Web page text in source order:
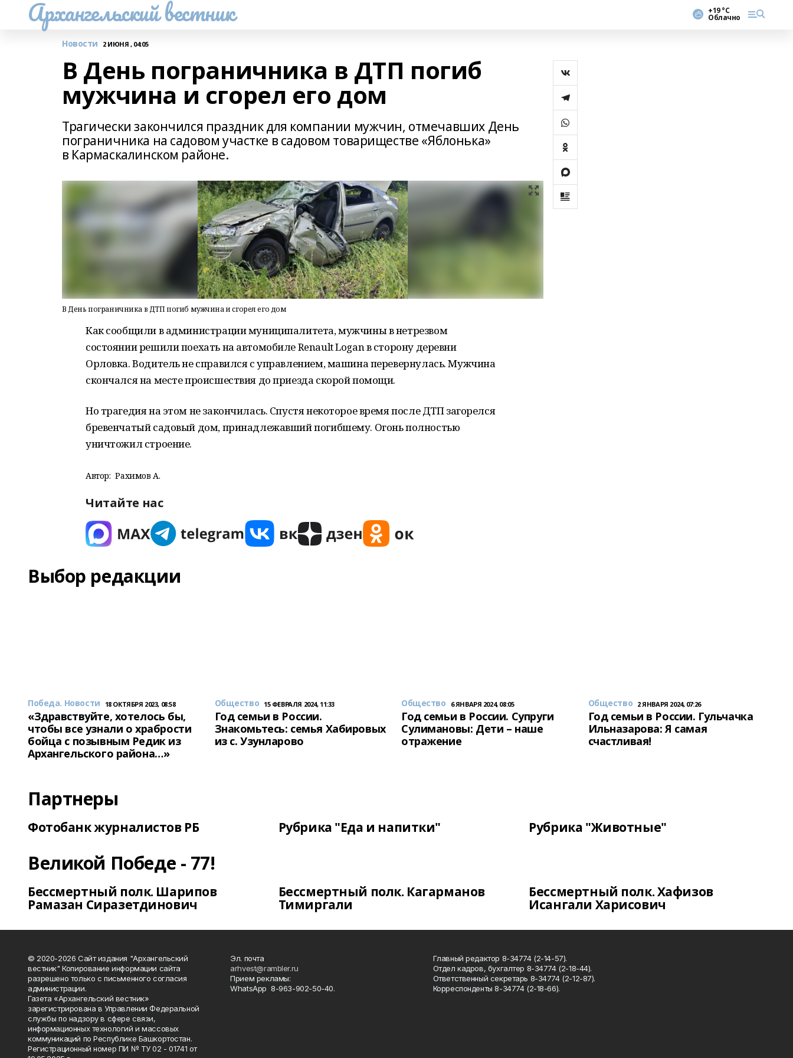
Архангельский вестник +19 °С
Облачно
Новости 2 ИЮНЯ , 04:05
В День пограничника в ДТП погиб
мужчина и сгорел его дом
Трагически закончился праздник для компании мужчин, отмечавших День
пограничника на садовом участке в садовом товариществе «Яблонька»
в Кармаскалинском районе.
В День пограничника в ДТП погиб мужчина и сгорел его дом
Как сообщили в администрации муниципалитета, мужчины в нетрезвом
состоянии решили поехать на автомобиле Renault Logan в сторону деревни
Орловка. Водитель не справился с управлением, машина перевернулась. Мужчина
скончался на месте происшествия до приезда скорой помощи.
Но трагедия на этом не закончилась. Спустя некоторое время после ДТП загорелся
бревенчатый садовый дом, принадлежавший погибшему. Огонь полностью
уничтожил строение.
Автор: Рахимов А.
Читайте нас
Выбор редакции
Победа. Новости 18 ОКТЯБРЯ 2023, 08:58
«Здравствуйте, хотелось бы,
чтобы все узнали о храбрости
бойца с позывным Редик из
Архангельского района…»
Общество 15 ФЕВРАЛЯ 2024, 11:33
Год семьи в России.
Знакомьтесь: семья Хабировых
из с. Узунларово
Общество 6 ЯНВАРЯ 2024, 08:05
Год семьи в России. Супруги
Сулимановы: Дети – наше
отражение
Общество 2 ЯНВАРЯ 2024, 07:26
Год семьи в России. Гульчачка
Ильназарова: Я самая
счастливая!
Партнеры
Фотобанк журналистов РБ Рубрика "Еда и напитки" Рубрика "Животные"
Великой Победе - 77!
Бессмертный полк. Шарипов
Рамазан Сиразетдинович
Бессмертный полк. Кагарманов
Тимиргали
Бессмертный полк. Хафизов
Исангали Харисович
© 2020-2026 Сайт издания "Архангельский
вестник" Копирование информации сайта
разрешено только с письменного согласия
администрации.
Газета «Архангельский вестник»
зарегистрирована в Управлении Федеральной
службы по надзору в сфере связи,
информационных технологий и массовых
коммуникаций по Республике Башкортостан.
Регистрационный номер ПИ № ТУ 02 - 01741 от
Эл. почта
arhvest@rambler.ru
Прием рекламы:
WhatsApp 8-963-902-50-40.
Главный редактор 8-34774 (2-14-57).
Отдел кадров, бухгалтер 8-34774 (2-18-44).
Ответственный секретарь 8-34774 (2-12-87).
Корреспонденты 8-34774 (2-18-66).